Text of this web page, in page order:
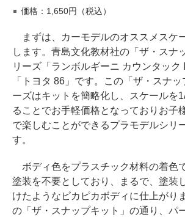
価格：1,650円（税込）
まずは、カーモデルのオススメスケ
します。青島文化教材社の「ザ・スナ
リーズ「ランボルギーニ カウンタック
「トヨタ 86」です。この「ザ・スナ
ーズはキットを簡略化し、スケールを
ることでお手軽価格となっておりお子
で楽しむことができるプラモデルシリ
す。
ボディ色をプラスチック材料の着色
塗装を不要としており、まるで、塗装
けたようなピカピカボディに仕上がり
の「ザ・スナップキット」の通り、パ